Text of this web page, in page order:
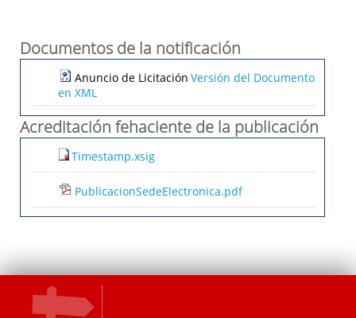
Documentos de la notificación
Anuncio de Licitación Versión del Documento
en XML
Acreditación fehaciente de la publicación
Timestamp.xsig
PublicacionSedeElectronica.pdf